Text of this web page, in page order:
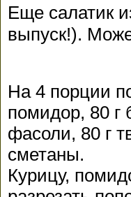
Еще салатик
выпуск!).
На 4 порции
помидор, 80 г
фасоли, 80 г
сметаны.
Курицу,